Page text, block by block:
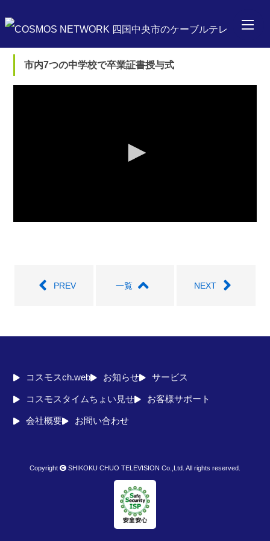
市内7つの中学校で卒業証書授与式
PREV 一覧 NEXT
コスモスch.web お知らせ サービス
コスモスタイムちょい見せ お客様サポート
会社概要 お問い合わせ
Copyright SHIKOKU CHUO TELEVISION Co.,Ltd. All rights reserved.